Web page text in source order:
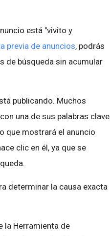
está "vivito y
previa de anuncios, podrás
de búsqueda sin acumular
publicando. Muchos
una de sus palabras clave
que mostrará el anuncio
clic en él, ya que se
determinar la causa exacta
la Herramienta de